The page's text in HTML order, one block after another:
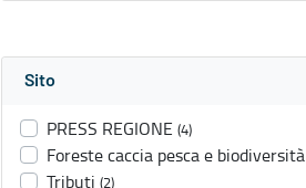
Sito
PRESS REGIONE (4)
Foreste caccia pesca e biodiversità
Tributi (2)